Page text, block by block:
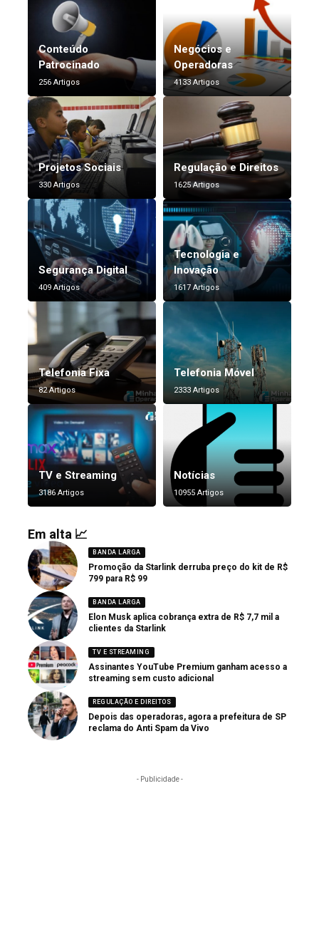
Conteúdo
Patrocinado
256 Artigos
Negócios e
Operadoras
4133 Artigos
Projetos Sociais
330 Artigos
Regulação e Direitos
1625 Artigos
Segurança Digital
409 Artigos
Tecnologia e
Inovação
1617 Artigos
Telefonia Fixa
82 Artigos
Telefonia Móvel
2333 Artigos
TV e Streaming
3186 Artigos
Notícias
10955 Artigos
Em alta 📈
BANDA LARGA
Promoção da Starlink derruba preço do kit de R$
799 para R$ 99
BANDA LARGA
Elon Musk aplica cobrança extra de R$ 7,7 mil a
clientes da Starlink
TV E STREAMING
Assinantes YouTube Premium ganham acesso a
streaming sem custo adicional
REGULAÇÃO E DIREITOS
Depois das operadoras, agora a prefeitura de SP
reclama do Anti Spam da Vivo
- Publicidade -